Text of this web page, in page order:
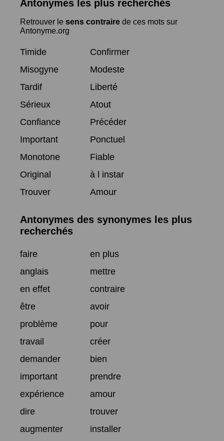
Antonymes les plus recherchés
Retrouver le sens contraire de ces mots sur
Antonyme.org
Timide
Confirmer
Misogyne
Modeste
Tardif
Liberté
Sérieux
Atout
Confiance
Précéder
Important
Ponctuel
Monotone
Fiable
Original
à l instar
Trouver
Amour
Antonymes des synonymes les plus
recherchés
faire
en plus
anglais
mettre
en effet
contraire
être
avoir
problème
pour
travail
créer
demander
bien
important
prendre
expérience
amour
dire
trouver
augmenter
installer